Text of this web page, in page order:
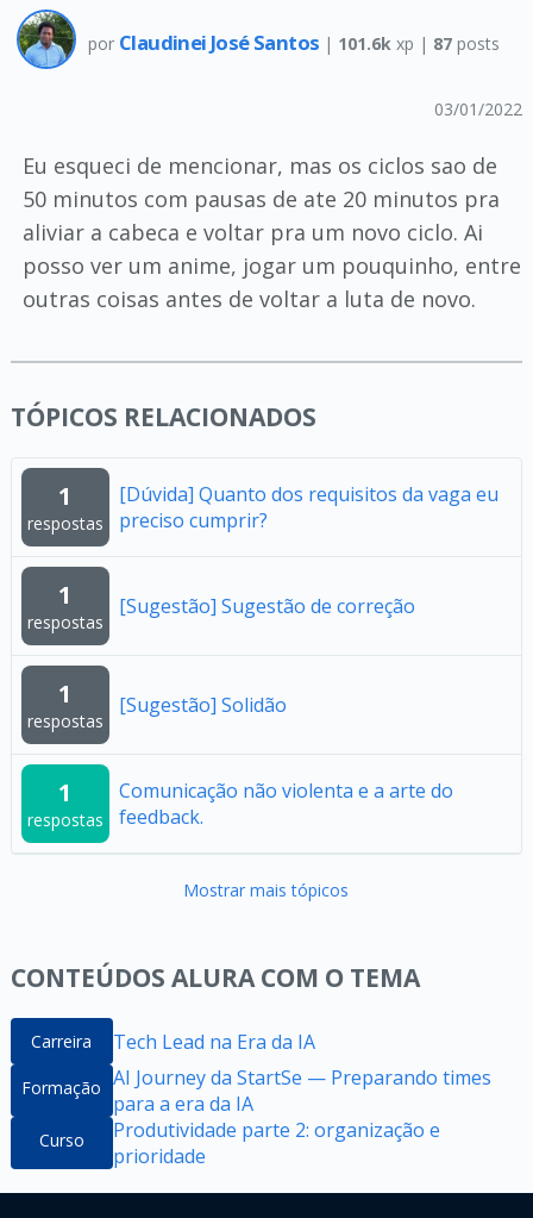
por Claudinei José Santos | 101.6k xp | 87posts
03/01/2022
Eu esqueci de mencionar, mas os ciclos sao de
50 minutos com pausas de ate 20 minutos pra
aliviar a cabeca e voltar pra um novo ciclo. Ai
posso ver um anime, jogar um pouquinho, entre
outras coisas antes de voltar a luta de novo.
TÓPICOS RELACIONADOS
1
respostas
[Dúvida] Quanto dos requisitos da vaga eu
preciso cumprir?
1
respostas
[Sugestão] Sugestão de correção
1
respostas
[Sugestão] Solidão
1
respostas
Comunicação não violenta e a arte do
feedback.
Mostrar mais tópicos
CONTEÚDOS ALURA COM O TEMA
Carreira Tech Lead na Era da IA
Formação AI Journey da StartSe — Preparando times
para a era da IA
Curso
Produtividade parte 2: organização e
prioridade